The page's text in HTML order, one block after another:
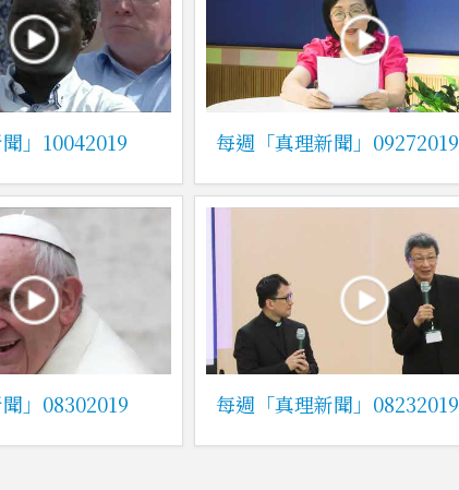
」10042019 每週「真理新聞」09272019
」08302019 每週「真理新聞」08232019